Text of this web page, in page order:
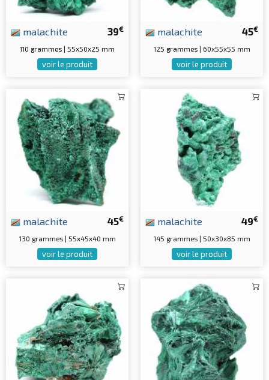
39€
malachite
110 grammes | 55x50x25 mm
voir le produit
45€
malachite
125 grammes | 60x55x55 mm
voir le produit
45€
malachite
130 grammes | 55x45x40 mm
voir le produit
49€
malachite
145 grammes | 50x30x85 mm
voir le produit